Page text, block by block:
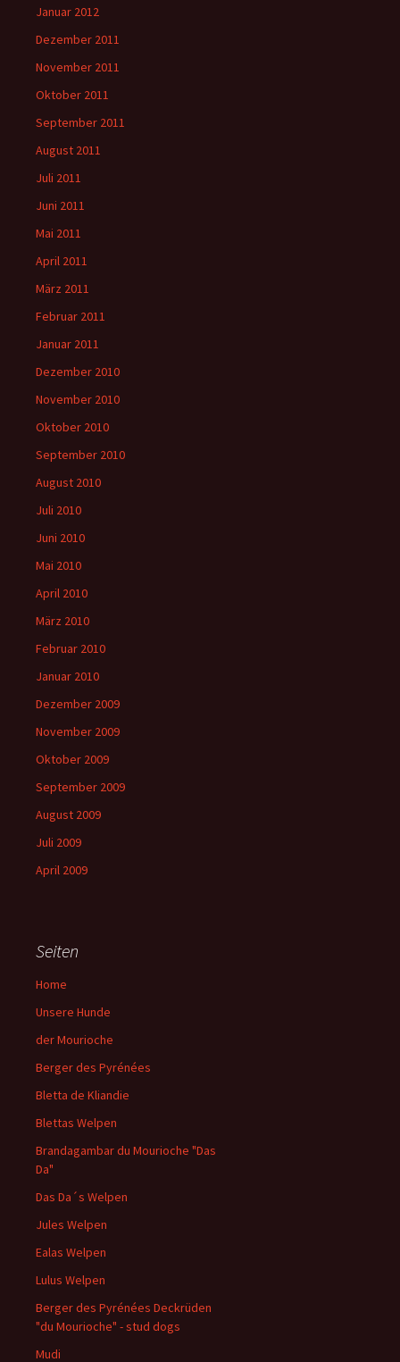
Januar 2012
Dezember 2011
November 2011
Oktober 2011
September 2011
August 2011
Juli 2011
Juni 2011
Mai 2011
April 2011
März 2011
Februar 2011
Januar 2011
Dezember 2010
November 2010
Oktober 2010
September 2010
August 2010
Juli 2010
Juni 2010
Mai 2010
April 2010
März 2010
Februar 2010
Januar 2010
Dezember 2009
November 2009
Oktober 2009
September 2009
August 2009
Juli 2009
April 2009
Seiten
Home
Unsere Hunde
der Mourioche
Berger des Pyrénées
Bletta de Kliandie
Blettas Welpen
Brandagambar du Mourioche "Das
Da"
Das Da´s Welpen
Jules Welpen
Ealas Welpen
Lulus Welpen
Berger des Pyrénées Deckrüden
"du Mourioche" - stud dogs
Mudi